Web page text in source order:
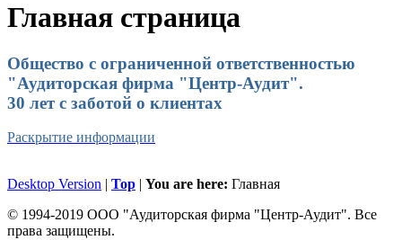
Главная страница
Общество с ограниченной ответственностью
"Аудиторская фирма "Центр-Аудит".
30 лет с заботой о клиентах
Раскрытие информации
Desktop Version Top You are here: Главная
© 1994-2019 ООО "Аудиторская фирма "Центр-Аудит". Все
права защищены.